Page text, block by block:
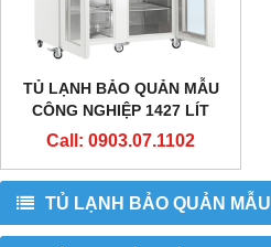
TỦ LẠNH BẢO QUẢN MẪU
TỦ LẠNH BẢO QUẢN MẪU
CÔNG NGHIỆP 1427 LÍT
LKPV 1423
Call: 0903.07.1102